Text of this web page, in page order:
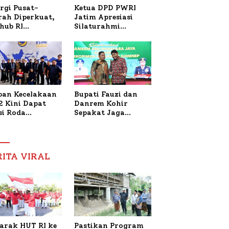
Pusat-
Diperkuat,
RI
Bahas
KM
Sentosa II
Ketua DPD PWRI
Jatim Apresiasi
Silaturahmi
dan PWRI, Sebut
Kemitraan Ideal
Polri-Pers
Kecelakaan
Kini Dapat
Roda
Nabil
Bupati Fauzi dan
Danrem Kohir
Sepakat Jaga
VIRAL
HUT RI ke
Pastikan Program